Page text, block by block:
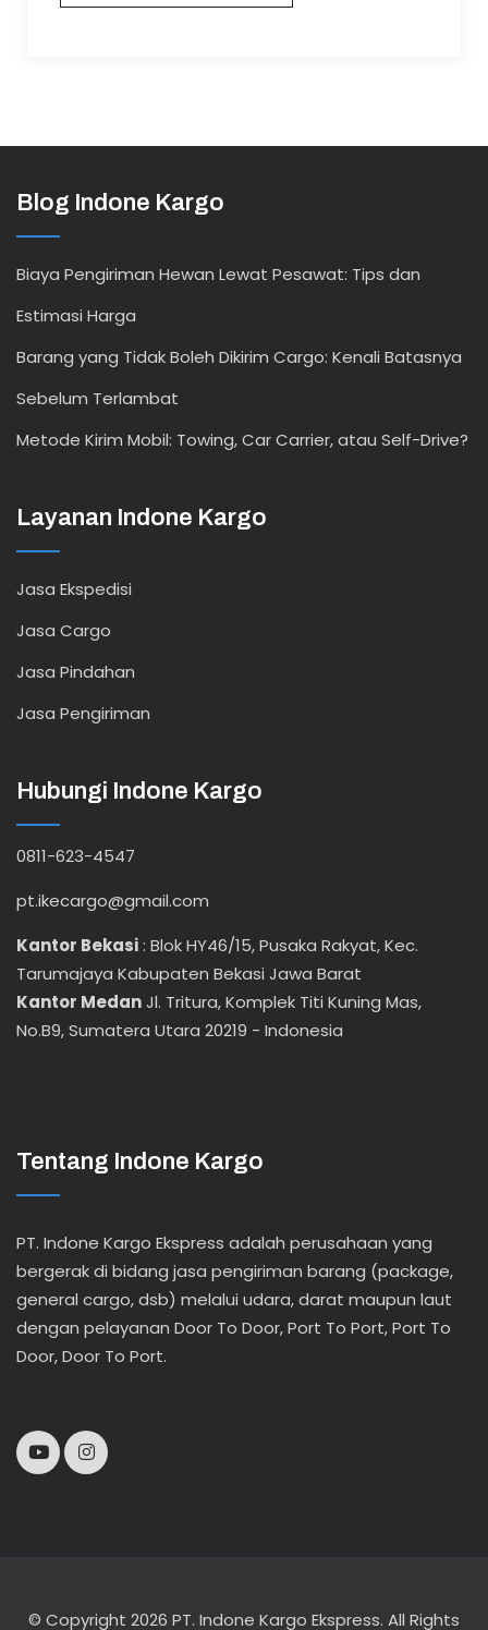
Blog Indone Kargo
Biaya Pengiriman Hewan Lewat Pesawat: Tips dan
Estimasi Harga
Barang yang Tidak Boleh Dikirim Cargo: Kenali Batasnya
Sebelum Terlambat
Metode Kirim Mobil: Towing, Car Carrier, atau Self-Drive?
Layanan Indone Kargo
Jasa Ekspedisi
Jasa Cargo
Jasa Pindahan
Jasa Pengiriman
Hubungi Indone Kargo
0811-623-4547
pt.ikecargo@gmail.com
Kantor Bekasi: Blok HY46/15, Pusaka Rakyat, Kec.
Tarumajaya Kabupaten Bekasi Jawa Barat
Kantor MedanJl. Tritura, Komplek Titi Kuning Mas,
No.B9, Sumatera Utara 20219 - Indonesia
Tentang Indone Kargo
PT. Indone Kargo Ekspress adalah perusahaan yang
bergerak di bidang jasa pengiriman barang (package,
general cargo, dsb) melalui udara, darat maupun laut
dengan pelayanan Door To Door, Port To Port, Port To
Door, Door To Port.
© Copyright 2026 PT. Indone Kargo Ekspress. All Rights